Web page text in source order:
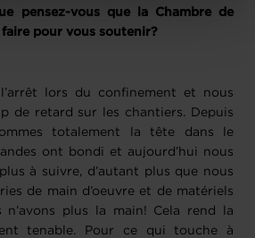
personnelles.
pensez-vous que la Chambre de
pour vous soutenir?
lors du confinement et nous
de retard sur les chantiers. Depuis
totalement la tête dans le
ont bondi et aujourd’hui nous
à suivre, d’autant plus que nous
de main d’oeuvre et de matériels
n’avons plus la main! Cela rend la
tenable. Pour ce qui touche à